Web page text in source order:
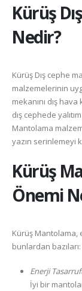
Kürüş
Nedir?
Kürüş Dış cephe
malzemelerinin
mekanını dış
dış cephede
Mantolama
yazın serinlemeyi
Kürüş
Önemi
Kürüş Mantolama,
bunlardan bazıları:
Enerji
İyi bir